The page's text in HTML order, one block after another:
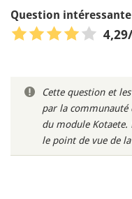
Question intéressante
4,29
Cette question et
par la communauté
du module Kotaete.
le point de vue de